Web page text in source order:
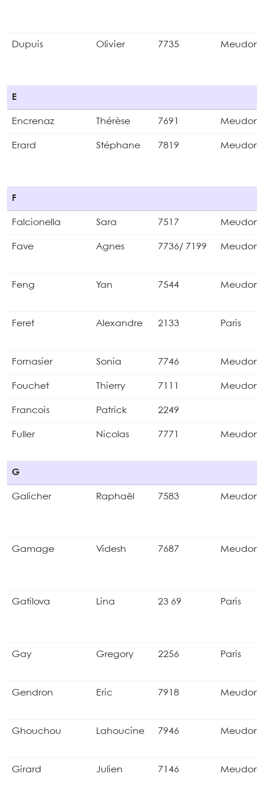
Dupuis Olivier 7735 Meudon
E
Encrenaz Thérèse 7691 Meudon
Erard Stéphane 7819 Meudon
F
Falcionella Sara 7517 Meudon
Fave Agnes 7736/ 7199 Meudon
Feng Yan 7544 Meudon
Feret Alexandre 2133 Paris
Fornasier Sonia 7746 Meudon
Fouchet Thierry 7111 Meudon
Francois Patrick 2249
Fuller Nicolas 7771 Meudon
G
Galicher Raphaël 7583 Meudon
Gamage Videsh 7687 Meudon
Gatilova Lina 23 69 Paris
Gay Gregory 2256 Paris
Gendron Eric 7918 Meudon
Ghouchou Lahoucine 7946 Meudon
Girard Julien 7146 Meudon